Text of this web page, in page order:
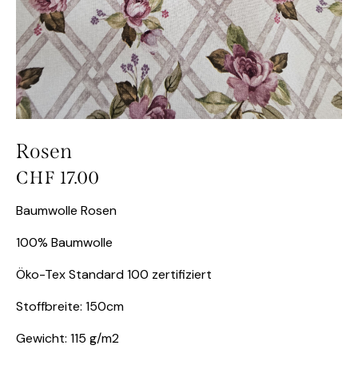
Rosen
CHF 17.00
Baumwolle Rosen
100% Baumwolle
Öko-Tex Standard 100 zertifiziert
Stoffbreite: 150cm
Gewicht: 115 g/m2